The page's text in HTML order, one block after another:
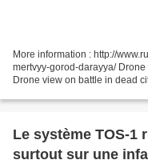
More information : http://
mertvyy-gorod-darayya/
Drone view on battle in dead
Le système TOS-1
surtout sur une